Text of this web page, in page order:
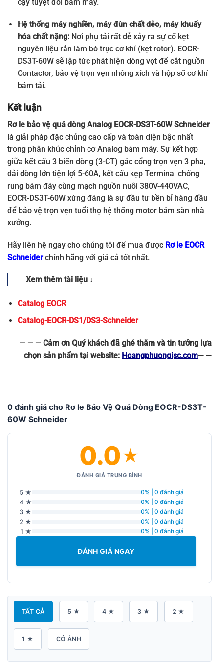
cậy tuyệt đối bám máy.
Hệ thống máy nghiền, máy đùn chất dẻo, máy khuấy
hóa chất nặng:Nơi phụ tải rất dễ xảy ra sự cố kẹt
nguyên liệu rắn làm bó trục cơ khí (kẹt rotor). EOCR-
DS3T-60W sẽ lập tức phát hiện dòng vọt để cắt nguồn
Contactor, bảo vệ trọn vẹn nhông xích và hộp số cơ khí
bám tải.
Kết luận
Rơ le bảo vệ quá dòng Analog EOCR-DS3T-60W Schneider
là giải pháp đặc chủng cao cấp và toàn diện bậc nhất
trong phân khúc chỉnh cơ Analog bám máy. Sự kết hợp
giữa kết cấu 3 biến dòng (3-CT) gác cổng trọn vẹn 3 pha,
dải dòng lớn tiện lợi 5-60A, kết cấu kẹp Terminal chống
rung bám đáy cùng mạch nguồn nuôi 380V-440VAC,
EOCR-DS3T-60W xứng đáng là sự đầu tư bền bỉ hàng đầu
để bảo vệ trọn vẹn tuổi thọ hệ thống motor bám sàn nhà
xưởng.
Hãy liên hệ ngay cho chúng tôi để mua được Rơ le EOCR
Schneiderchính hãng với giá cả tốt nhất.
Xem thêm tài liệu ↓
Catalog EOCR
Catalog-EOCR-DS1/DS3-Schneider
— — — Cảm ơn Quý khách đã ghé thăm và tin tưởng lựa
chọn sản phẩm tại website: Hoangphuongjsc.com— —
0 đánh giá cho Rơ le Bảo Vệ Quá Dòng EOCR-DS3T-
60W Schneider
0.0★
ĐÁNH GIÁ TRUNG BÌNH
5 ★ 0% | 0 đánh giá
4 ★ 0% | 0 đánh giá
3 ★ 0% | 0 đánh giá
2 ★ 0% | 0 đánh giá
1 ★ 0% | 0 đánh giá
ĐÁNH GIÁ NGAY
TẤT CẢ 5 ★ 4 ★ 3 ★ 2 ★
1 ★ CÓ ẢNH